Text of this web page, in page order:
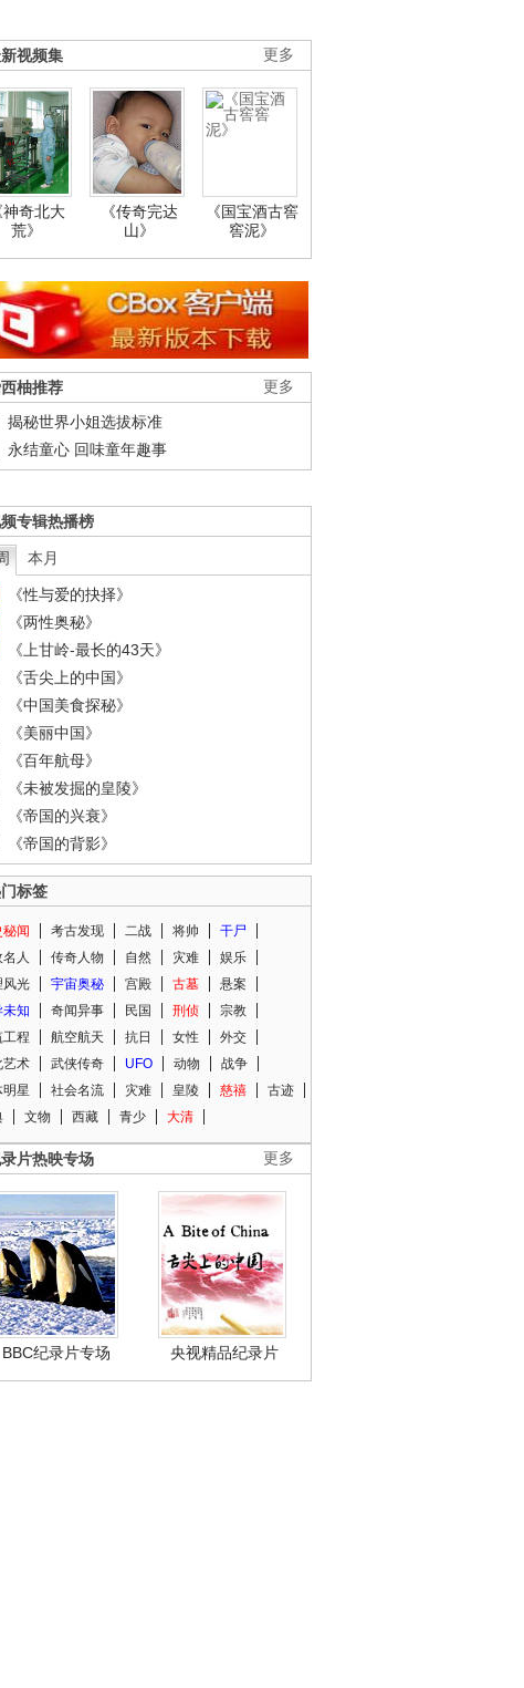
更多
视频集
神奇北大
荒》
《传奇完达
山》
《国宝酒古窖
窖泥》
更多
柚推荐
揭秘世界小姐选拔标准
永结童心 回味童年趣事
专辑热播榜
本月
《性与爱的抉择》
《两性奥秘》
《上甘岭-最长的43天》
《舌尖上的中国》
《中国美食探秘》
《美丽中国》
《百年航母》
《未被发掘的皇陵》
《帝国的兴衰》
《帝国的背影》
标签
秘闻 考古发现 二战 将帅
干尸
人
传奇人物 自然 灾难
娱乐
风光
宇宙奥秘 宫殿 古墓
悬案
未知
奇闻异事 民国 刑侦
宗教
工程
航空航天 抗日 女性
外交
艺术
武侠传奇 UFO 动物
战争
明星
社会名流 灾难 皇陵 慈禧
古迹
文物 西藏 青少 大清
更多
片热映专场
BBC纪录片专场 央视精品纪录片